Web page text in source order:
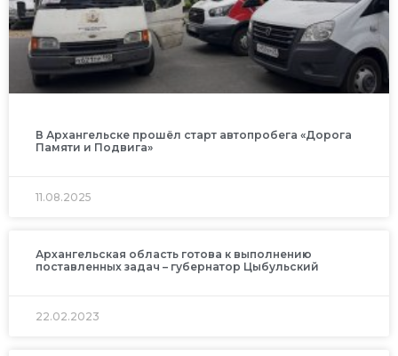
В Архангельске прошёл старт автопробега «Дорога
Памяти и Подвига»
11.08.2025
Архангельская область готова к выполнению
поставленных задач – губернатор Цыбульский
22.02.2023